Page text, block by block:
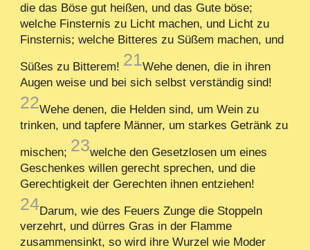
die das Böse gut heißen, und das Gute böse;
welche Finsternis zu Licht machen, und Licht zu
Finsternis; welche Bitteres zu Süßem machen, und
Süßes zu Bitterem! 21Wehe denen, die in ihren
Augen weise und bei sich selbst verständig sind!
22Wehe denen, die Helden sind, um Wein zu
trinken, und tapfere Männer, um starkes Getränk zu
mischen; 23welche den Gesetzlosen um eines
Geschenkes willen gerecht sprechen, und die
Gerechtigkeit der Gerechten ihnen entziehen!
24Darum, wie des Feuers Zunge die Stoppeln
verzehrt, und dürres Gras in der Flamme
zusammensinkt, so wird ihre Wurzel wie Moder